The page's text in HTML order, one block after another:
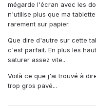
mégarde l'écran avec les
n'utilise plus que ma
rarement sur papier.
Que dire d'autre sur cette
c'est parfait. En plus les
saturer assez vite...
Voilà ce que j'ai trouvé à
trop gros pavé...